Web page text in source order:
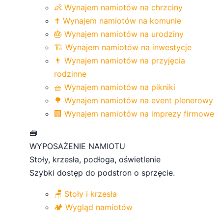
👶 Wynajem namiotów na chrzciny
✝️ Wynajem namiotów na komunie
🎂 Wynajem namiotów na urodziny
🏗️ Wynajem namiotów na inwestycje
👨 Wynajem namiotów na przyjęcia
rodzinne
🧺 Wynajem namiotów na pikniki
🌳 Wynajem namiotów na event plenerowy
🏢 Wynajem namiotów na imprezy firmowe
🧰
WYPOSAŻENIE NAMIOTU
Stoły, krzesła, podłoga, oświetlenie
Szybki dostęp do podstron o sprzęcie.
🪑 Stoły i krzesła
🏕 Wygląd namiotów